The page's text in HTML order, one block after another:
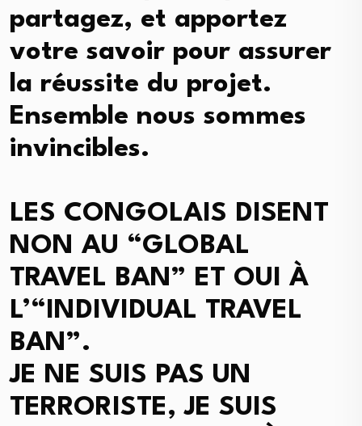
partagez, et apportez
votre savoir pour assurer
la réussite du projet.
Ensemble nous sommes
invincibles.
LES CONGOLAIS DISENT
NON AU “GLOBAL
TRAVEL BAN” ET OUI À
L’“INDIVIDUAL TRAVEL
BAN”.
JE NE SUIS PAS UN
TERRORISTE, JE SUIS